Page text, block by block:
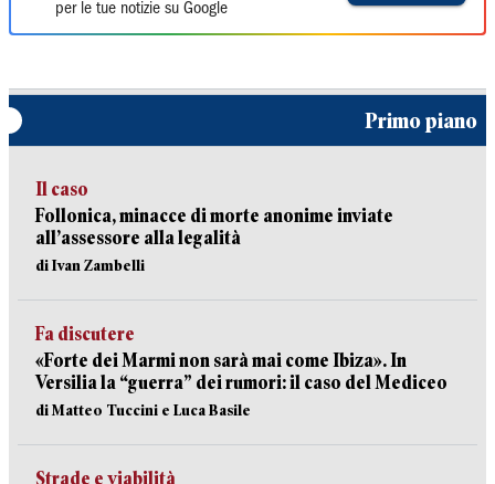
per le tue notizie su Google
Primo piano
Il caso
Follonica, minacce di morte anonime inviate
all’assessore alla legalità
di Ivan Zambelli
Fa discutere
«Forte dei Marmi non sarà mai come Ibiza». In
Versilia la “guerra” dei rumori: il caso del Mediceo
di Matteo Tuccini e Luca Basile
Strade e viabilità